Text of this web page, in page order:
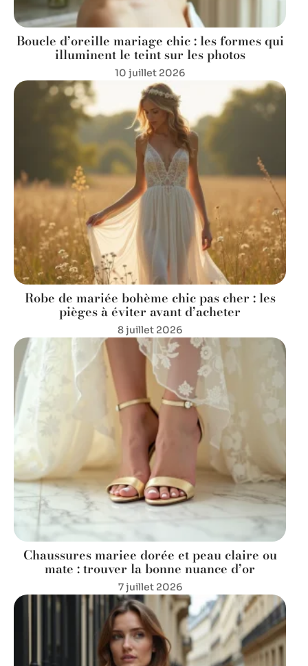
Boucle d’oreille mariage chic : les formes qui
illuminent le teint sur les photos
10 juillet 2026
Robe de mariée bohème chic pas cher : les
pièges à éviter avant d’acheter
8 juillet 2026
Chaussures mariee dorée et peau claire ou
mate : trouver la bonne nuance d’or
7 juillet 2026